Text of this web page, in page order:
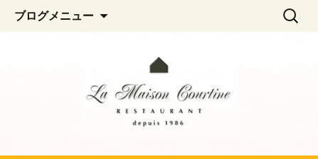
La Maison Courtine
阿佐ヶ谷、荻窪のフレンチレストラン
「La Maison Courtine（ラ・メゾン・クル
ブログメニュー
へ
移
検